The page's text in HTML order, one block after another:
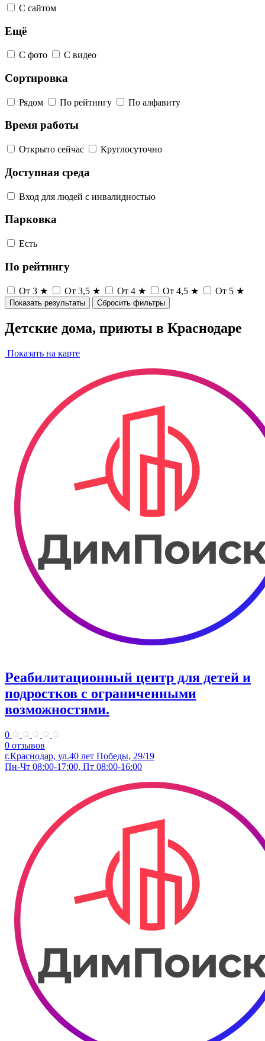
С сайтом
Ещё
С фото С видео
Сортировка
Рядом По рейтингу По алфавиту
Время работы
Открыто сейчас Круглосуточно
Доступная среда
Вход для людей с инвалидностью
Парковка
Есть
По рейтингу
От 3 ★ От 3,5 ★ От 4 ★ От 4,5 ★ От 5 ★
Показать результаты Сбросить фильтры
Детские дома, приюты в Краснодаре
Показать на карте
Реабилитационный центр для детей и
подростков с ограниченными
возможностями.
0
0 отзывов
г.Краснодар, ул.40 лет Победы, 29/19
Пн-Чт 08:00-17:00, Пт 08:00-16:00